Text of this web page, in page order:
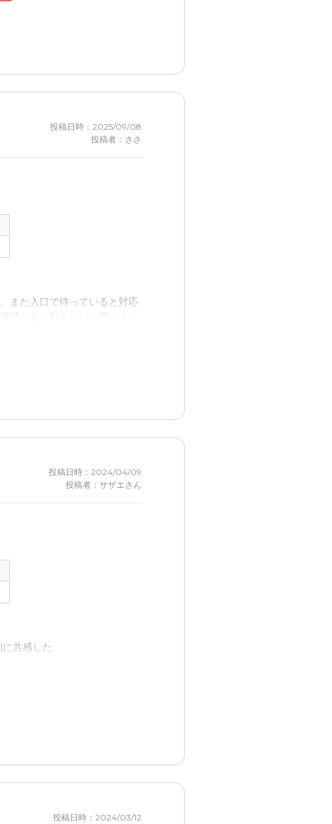
投稿日時：2025/09/08
投稿者：ささ
また入口で待っていると対応
いるとは思えないほどでし
す。が、そのような場合はど
歩いてみましたが、道も複
ったので見聞きし、質問で
投稿日時：2024/04/09
投稿者：サザエさん
共感した
家族の宿泊可能ときいて安心
投稿日時：2024/03/12